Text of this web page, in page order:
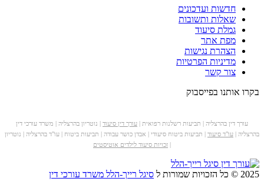
חדשות ועדכונים
שאלות ותשובות
גמלת סיעוד
מפת אתר
הצהרת נגישות
מדיניות הפרטיות
צור קשר
בקרו אותנו בפייסבוק
עורך דין בהרצליה | תביעות רשלנות רפואית | עורך דין סיעוד | נוטריון בהרצליה | משרד עורכי דין
בהרצליה | עו"ד סיעוד | תביעות ביטוח סיעודי | אבדן כושר עבודה | תביעות ביטוח | עו"ד בהרצליה | נוטריון
| זכויות סיעוד לילדים אוטיסטים
2025 © כל הזכויות שמורות ל סיגל רייך-הלל משרד עורכי דין